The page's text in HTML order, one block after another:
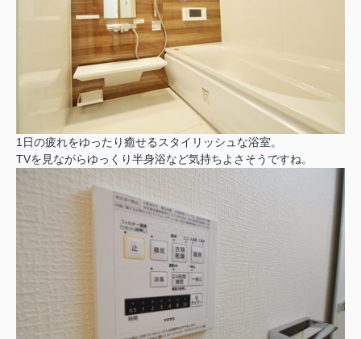
1日の疲れをゆったり癒せるスタイリッシュな浴室。
TVを見ながらゆっくり半身浴など気持ちよさそうですね。